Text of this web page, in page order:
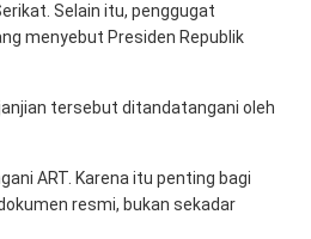
Selain itu, penggugat
menyebut Presiden Republik
tersebut ditandatangani oleh
ART. Karena itu penting bagi
resmi, bukan sekadar